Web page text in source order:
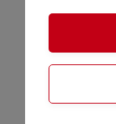
At vælge en
som denne
betydningen
gives. Den
præmie, men
ære, respekt